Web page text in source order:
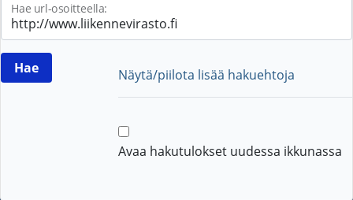
Hae url-osoitteella:
Näytä/piilota lisää hakuehtoja
Avaa hakutulokset uudessa ikkunassa